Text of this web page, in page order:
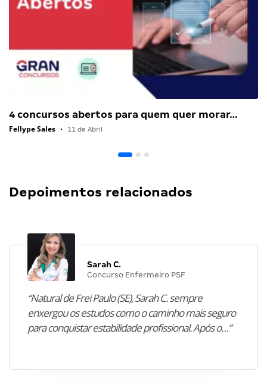
4 concursos abertos para quem quer morar…
Fellype Sales • 11 de Abril
Depoimentos relacionados
Sarah C.
Concurso Enfermeiro PSF
“Natural de Frei Paulo (SE), Sarah C. sempre
enxergou os estudos como o caminho mais seguro
para conquistar estabilidade profissional. Após o…”